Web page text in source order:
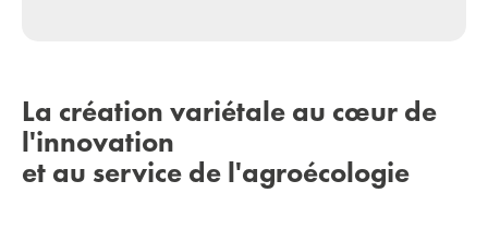
La création variétale au cœur de
l'innovation
et au service de l'agroécologie